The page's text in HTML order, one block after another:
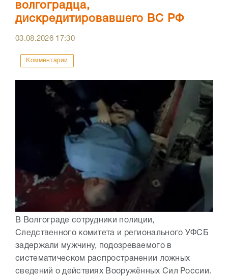
волгоградца,
дискредитировавшего ВС РФ
03.08.2026 17:30
Комментарии
В Волгограде сотрудники полиции,
Следственного комитета и регионального УФСБ
задержали мужчину, подозреваемого в
систематическом распространении ложных
сведений о действиях Вооружённых Сил России.